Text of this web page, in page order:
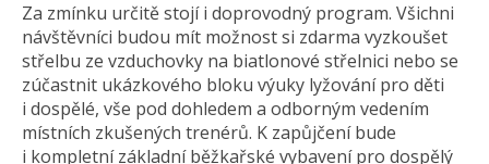
Za zmínku určitě stojí i doprovodný program. Všichni
návštěvníci budou mít možnost si zdarma vyzkoušet
střelbu ze vzduchovky na biatlonové střelnici nebo se
zúčastnit ukázkového bloku výuky lyžování pro děti
i dospělé, vše pod dohledem a odborným vedením
místních zkušených trenérů. K zapůjčení bude
i kompletní základní běžkařské vybavení pro dospělý